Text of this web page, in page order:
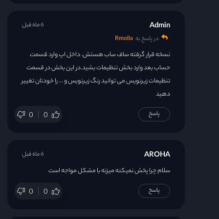
Admin
در پاسخ به Rmolla
نسخه قرار گرفته ساف ساب هستش. داخل اپ وارد قسمت
حساب بعد وارد بخش تنظیمات بشید.در این بخش در قسمت
تنظیمات زیرنویس می توانید رنگ زیرنویس و … را خودتان تغییر
دهید
0 0
6 ماه قبل
پاسخ
AROHA
سلام چرا پخش نمیکنه میزنه با مشکل مواجه است
0 0
6 ماه قبل
پاسخ